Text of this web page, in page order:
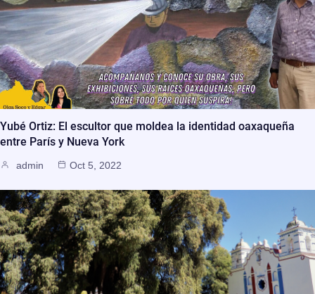
Yubé Ortiz: El escultor que moldea la identidad oaxaqueña
entre París y Nueva York
admin Oct 5, 2022